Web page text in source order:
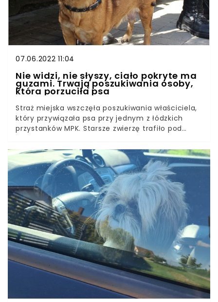
07.06.2022 11:04
Nie widzi, nie słyszy, ciało pokryte ma
guzami. Trwają poszukiwania osoby,
która porzuciła psa
Straż miejska wszczęła poszukiwania właściciela,
który przywiązała psa przy jednym z łódzkich
przystanków MPK. Starsze zwierzę trafiło pod
ustalono, że nie widzi ani nie słyszy. Jego ciało
pokryte jest zmianami chorobowymi.W sobotę na
oficjalnym facebookowym profilu miasta Łodzi
pojawił się wpis dotyczący starszego psa, którego
zostawiono bez opieki przy jednym z przystanków
autobusowych Miejskiego Przedsiębiorstwa
Komunikacyjnego w Łodzi. Doświadczenie to
wywołało u niego przerażenie i duży stres.